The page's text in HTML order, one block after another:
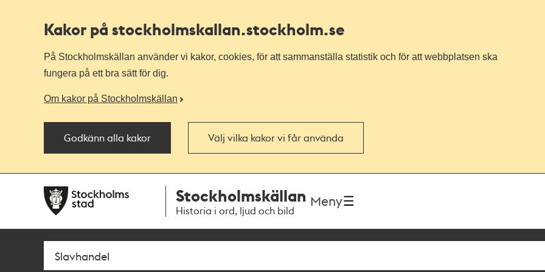
Kakor på stockholmskallan.stockholm.se
På Stockholmskällan använder vi kakor, cookies, för att sammanställa statistik och för att webbplatsen ska
fungera på ett bra sätt för dig.
Om kakor på Stockholmskällan
Godkänn alla kakor Välj vilka kakor vi får använda
navigationen
huvudinnehållet
Stockholmskällan
Historia i ord, ljud och bild
Meny
Sök